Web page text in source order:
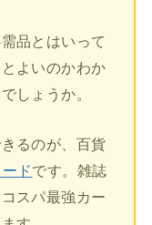
品とはいって
よいのかわか
しょうか。
るのが、百貨
ドです。雑誌
スパ最強カー